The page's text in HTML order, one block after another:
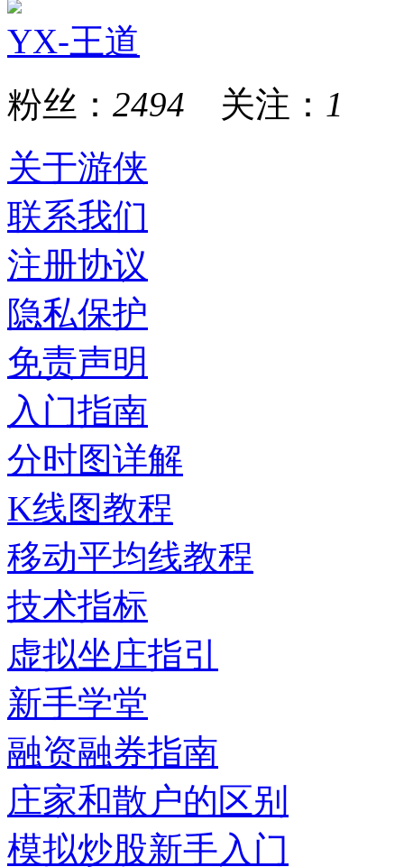
YX-王道
粉丝： 2494 关注： 1
关于游侠
联系我们
注册协议
隐私保护
免责声明
入门指南
分时图详解
K线图教程
移动平均线教程
技术指标
虚拟坐庄指引
新手学堂
融资融券指南
庄家和散户的区别
模拟炒股新手入门